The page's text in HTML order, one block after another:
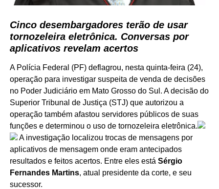
Cinco desembargadores terão de usar
tornozeleira eletrônica. Conversas por
aplicativos revelam acertos
A Polícia Federal (PF) deflagrou, nesta quinta-feira (24),
operação para investigar suspeita de venda de decisões
no Poder Judiciário em Mato Grosso do Sul. A decisão do
Superior Tribunal de Justiça (STJ) que autorizou a
operação também afastou servidores públicos de suas
funções e determinou o uso de tornozeleira eletrônica.
A investigação localizou trocas de mensagens por
aplicativos de mensagem onde eram antecipados
resultados e feitos acertos. Entre eles está Sérgio
Fernandes Martins, atual presidente da corte, e seu
sucessor.